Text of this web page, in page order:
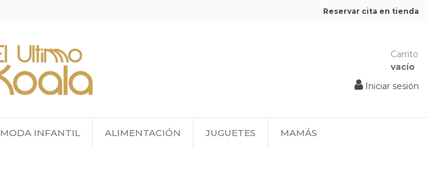
Reservar cita en tienda
Carrito
vacío
Iniciar sesión
MODA INFANTIL ALIMENTACIÓN JUGUETES MAMÁS